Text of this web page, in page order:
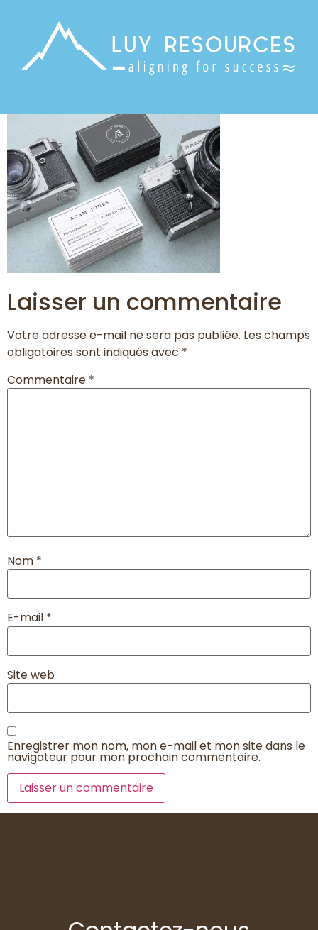
Laisser un commentaire
Votre adresse e-mail ne sera pas publiée. Les champs
obligatoires sont indiqués avec *
Commentaire *
Nom *
E-mail *
Site web
Enregistrer mon nom, mon e-mail et mon site dans le
navigateur pour mon prochain commentaire.